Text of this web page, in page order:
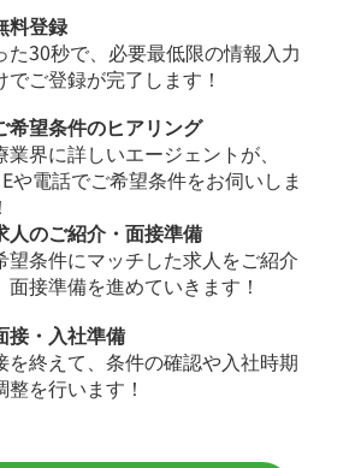
登録
た30秒で、必要最低限の情報入力
でご登録が完了します！
望条件のヒアリング
業界に詳しいエージェントが、
や電話でご希望条件をお伺いしま
のご紹介・面接準備
望条件にマッチした求人をご紹介
面接準備を進めていきます！
・入社準備
を終えて、条件の確認や入社時期
整を行います！